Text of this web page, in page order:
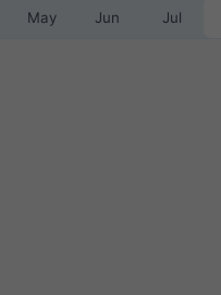
May Jun Jul